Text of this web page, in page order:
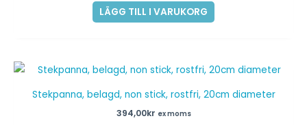
LÄGG TILL I VARUKORG
Stekpanna, belagd, non stick, rostfri, 20cm diameter
394,00kr ex moms